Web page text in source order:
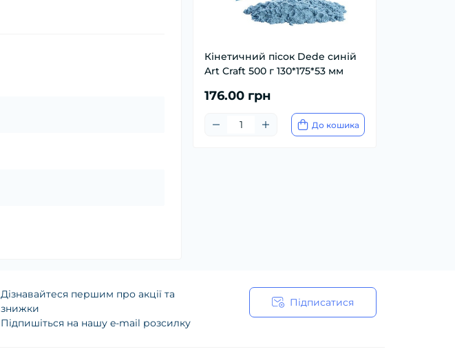
Кінетичний пісок Dede синій
Art Craft 500 г 130*175*53 мм
176.00 грн
До кошика
Дізнавайтеся першим про акції та
знижки
Підпишіться на нашу e-mail розсилку
Підписатися
Політика конфіденційності